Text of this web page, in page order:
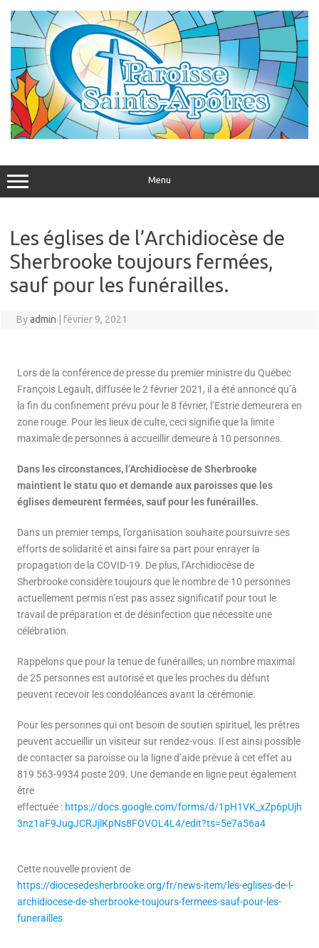
Menu
Les églises de l’Archidiocèse de
Sherbrooke toujours fermées,
sauf pour les funérailles.
Byadmin février 9, 2021
Lors de la conférence de presse du premier ministre du Québec
François Legault, diffusée le 2 février 2021, il a été annoncé qu’à
la fin du confinement prévu pour le 8 février, l’Estrie demeurera en
zone rouge. Pour les lieux de culte, ceci signifie que la limite
maximale de personnes à accueillir demeure à 10 personnes.
Dans les circonstances, l’Archidiocèse de Sherbrooke
maintient le statu quo et demande aux paroisses que les
églises demeurent fermées, sauf pour les funérailles.
Dans un premier temps, l’organisation souhaite poursuivre ses
efforts de solidarité et ainsi faire sa part pour enrayer la
propagation de la COVID-19. De plus, l’Archidiocèse de
Sherbrooke considère toujours que le nombre de 10 personnes
actuellement permis n’est pas assez significatif pour tout le
travail de préparation et de désinfection que nécessite une
célébration.
Rappelons que pour la tenue de funérailles, un nombre maximal
de 25 personnes est autorisé et que les proches du défunt
peuvent recevoir les condoléances avant la cérémonie.
Pour les personnes qui ont besoin de soutien spirituel, les prêtres
peuvent accueillir un visiteur sur rendez-vous. Il est ainsi possible
de contacter sa paroisse ou la ligne d’aide prévue à cet effet au
819 563-9934 poste 209. Une demande en ligne peut également
être
effectuée : https://docs.google.com/forms/d/1pH1VK_xZp6pUjh
3nz1aF9JugJCRJjlKpNs8FOVOL4L4/edit?ts=5e7a56a4
Cette nouvelle provient de
https://diocesedesherbrooke.org/fr/news-item/les-eglises-de-l-
archidiocese-de-sherbrooke-toujours-fermees-sauf-pour-les-
funerailles